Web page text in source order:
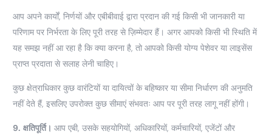
आप अपने कार्यों, निर्णयों और एबीबीवाई द्वारा प्रदान की गई किसी भी जानकारी या
परिणाम पर निर्भरता के लिए पूरी तरह से ज़िम्मेदार हैं। अगर आपको किसी भी स्थिति में
यह समझ नहीं आ रहा है कि क्या करना है, तो आपको किसी योग्य पेशेवर या लाइसेंस
प्राप्त प्रदाता से सलाह लेनी चाहिए।
कुछ क्षेत्राधिकार कुछ वारंटियों या दायित्वों के बहिष्कार या सीमा निर्धारण की अनुमति
नहीं देते हैं, इसलिए उपरोक्त कुछ सीमाएं संभवतः आप पर पूरी तरह लागू नहीं होंगी।
9. क्षतिपूर्ति। आप एबी, उसके सहयोगियों, अधिकारियों, कर्मचारियों, एजेंटों और